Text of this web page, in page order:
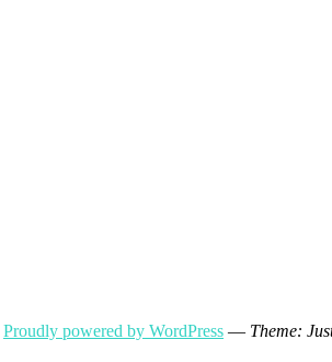
Proudly powered by WordPress — Theme: